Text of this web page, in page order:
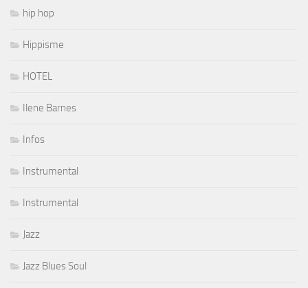
hip hop
Hippisme
HOTEL
Ilene Barnes
Infos
Instrumental
Instrumental
Jazz
Jazz Blues Soul